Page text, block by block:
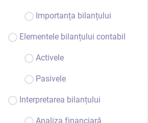
Importanța bilanțului
Elementele bilanțului contabil
Activele
Pasivele
Interpretarea bilanțului
Analiza financiară